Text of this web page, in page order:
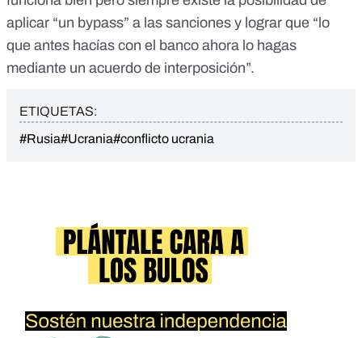
aplicar “un bypass” a las sanciones y lograr que “lo
que antes hacías con el banco ahora lo hagas
mediante un acuerdo de interposición”.
ETIQUETAS:
#Rusia#Ucrania#conflicto ucrania